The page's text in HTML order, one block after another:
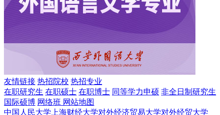
友情链接 热招院校 热招专业
在职研究生 在职硕士 在职博士 同等学力申硕 非全日制研究生
国际硕博 网络班 网站地图
中国人民大学 上海财经大学对外经济贸易大学对外经贸大学